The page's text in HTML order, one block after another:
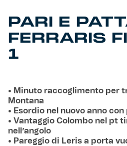
PARI E
FERRARIS
1
• Minuto raccoglimento per
Montana
• Esordio nel nuovo anno
• Vantaggio Colombo nel pt
nell’angolo
• Pareggio di Leris a porta